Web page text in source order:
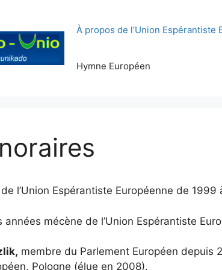
À propos de l’Union Espérantiste
Hymne Européen
l’Union Espérantiste Européenne de
années mécène de l’Union Espérantiste
membre du Parlement Européen depuis
Pologne (élue en 2008).